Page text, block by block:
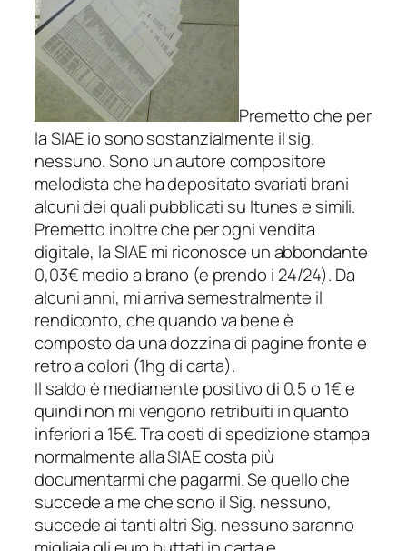
Premetto che per
la SIAE io sono sostanzialmente il sig.
nessuno. Sono un autore compositore
melodista che ha depositato svariati brani
alcuni dei quali pubblicati su Itunes e simili.
Premetto inoltre che per ogni vendita
digitale, la SIAE mi riconosce un abbondante
0,03€ medio a brano (e prendo i 24/24). Da
alcuni anni, mi arriva semestralmente il
rendiconto, che quando va bene è
composto da una dozzina di pagine fronte e
retro a colori (1hg di carta).
Il saldo è mediamente positivo di 0,5 o 1€ e
quindi non mi vengono retribuiti in quanto
inferiori a 15€. Tra costi di spedizione stampa
normalmente alla SIAE costa più
documentarmi che pagarmi. Se quello che
succede a me che sono il Sig. nessuno,
succede ai tanti altri Sig. nessuno saranno